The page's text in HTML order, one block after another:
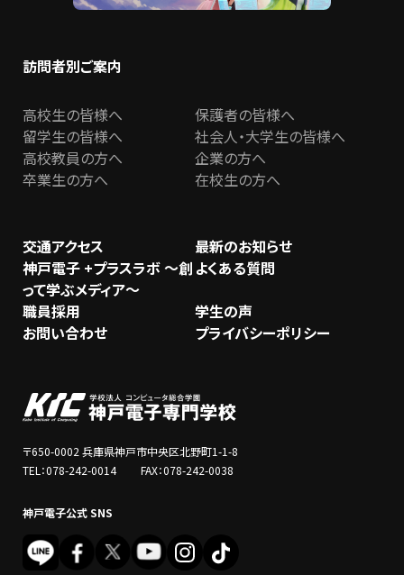
訪問者別ご案内
高校生の皆様へ
保護者の皆様へ
留学生の皆様へ
社会人・大学生の皆様へ
高校教員の方へ
企業の方へ
卒業生の方へ
在校生の方へ
交通アクセス
最新のお知らせ
神戸電子 +プラスラボ ～創
って学ぶメディア～
よくある質問
職員採用
学生の声
お問い合わせ
プライバシーポリシー
〒650-0002 兵庫県神戸市中央区北野町1-1-8
TEL：078-242-0014 FAX：078-242-0038
神戸電子公式 SNS